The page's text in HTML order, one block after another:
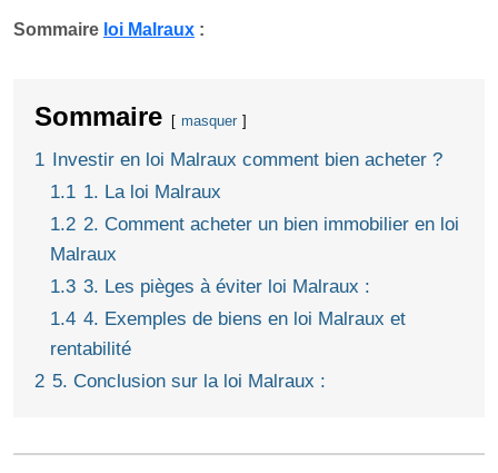
Sommaire loi Malraux :
Sommaire masquer
1 Investir en loi Malraux comment bien acheter ?
1.1 1. La loi Malraux
1.2 2. Comment acheter un bien immobilier en loi
Malraux
1.3 3. Les pièges à éviter loi Malraux :
1.4 4. Exemples de biens en loi Malraux et
rentabilité
2 5. Conclusion sur la loi Malraux :